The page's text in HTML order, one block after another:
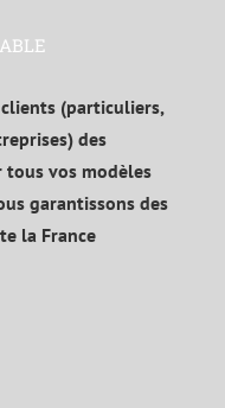
(particuliers,
des
vos modèles
garantissons des
la France